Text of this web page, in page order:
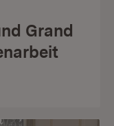
Grand